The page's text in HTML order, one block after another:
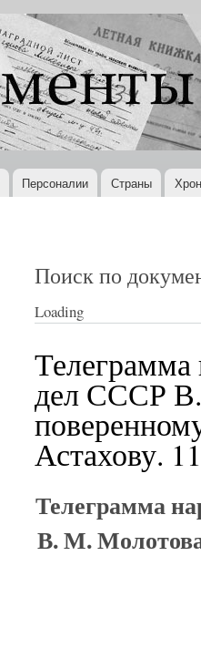
Персоналии Страны
Поиск по
Loading
Телеграмма
дел СССР
Астахову.
Телеграмма
В. М.